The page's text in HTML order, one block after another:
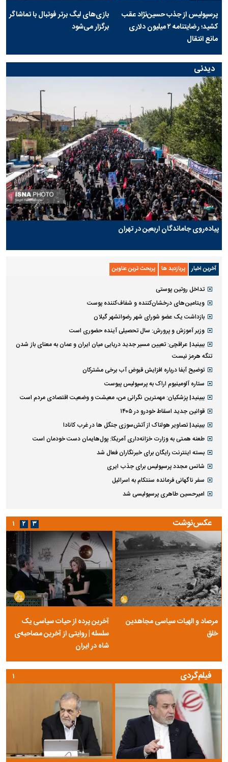
پرسپولیس از جذب حسین‌نژاد عقب
کشید؛ رضایتنامه ۲ میلیون دلاری
مانع انتقال
بازی‌های لیگ برتر فوتبال با تماشاگر
برگزار می‌شود
دیدنی
پیاده‌روی جاماندگان اربعین در تهران
آخرین اخبار پربازدید ها پربحث ترین عناوین
تداخل روتین پوستی
ویتامین‌های درخشان‌کننده و شفاف‌کننده پوست
بازداشت یک عضو شورای شهر رضوانشهر گیلان
وزیر آموزش و پرورش: سال تحصیلی آینده حضوری است
ببینید| عراقچی: تعیین مسیر جدید دریایی میان ایران و عمان به معنای باز شدن
تنگه هرمز نیست
توضیح آبفا درباره افزایش قبوض آب برخی مشترکان
ستاره آلومینیوم اراک به پرسپولیس پیوست
ببینید| پزشکیان: مهمترین نگرانی من، معیشت و وضعیت اقتصادی مردم است
قوانین جدید اسقاط خودرو در ۱۴۰۵
ببینید| تصاویر هولناک از آتش‌سوزی جنگل ها در غرب کانادا
طعنه همتی به وزارت خزانه‌داری آمریکا: پول‌هایمان دست خودمان است
بسته اینترنت رایگان برای خبرنگاران فعال شد
شانس مجدد پرسپولیس برای جذب ایری
سفر ناگهانی فرمانده سنتکام به اسرائیل
امیرحسین طاهری پرسپولیسی شد
عکس‌نوشت
مرصاد و الهیات سیاسی مجاهدین
خلق
آخرین پرده از حیات سیاسی یک
سلسله | روایتی از آخرین مصاحبه‌ی
شاه در ایران
۱ ۲ ۳
فیلم‌گردی ۱